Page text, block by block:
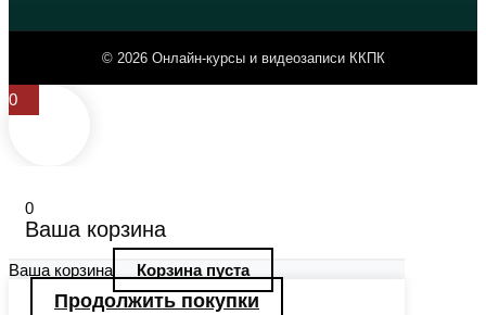
© 2026 Онлайн-курсы и видеозаписи ККПК
0
0
Ваша корзина
Ваша корзина Корзина пуста
Продолжить покупки